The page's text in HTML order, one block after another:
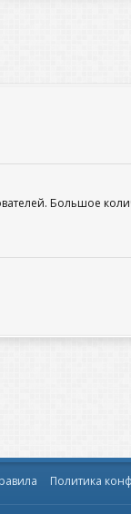
Большое
Политика